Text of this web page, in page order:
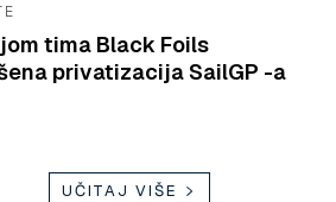
tima Black Foils
privatizacija SailGP -a
UČITAJ VIŠE